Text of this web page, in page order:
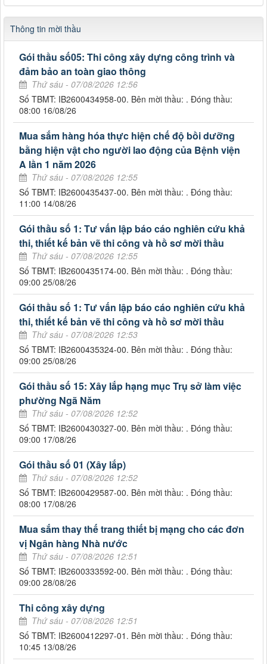
Thông tin mời thầu
Gói thầu số05: Thi công xây dựng công trình và
đảm bảo an toàn giao thông
Thứ sáu - 07/08/2026 12:56
Số TBMT: IB2600434958-00. Bên mời thầu: . Đóng thầu:
08:00 16/08/26
Mua sắm hàng hóa thực hiện chế độ bồi dưỡng
bằng hiện vật cho người lao động của Bệnh viện
A lần 1 năm 2026
Thứ sáu - 07/08/2026 12:55
Số TBMT: IB2600435437-00. Bên mời thầu: . Đóng thầu:
11:00 14/08/26
Gói thầu số 1: Tư vấn lập báo cáo nghiên cứu khả
thi, thiết kế bản vẽ thi công và hồ sơ mời thầu
Thứ sáu - 07/08/2026 12:55
Số TBMT: IB2600435174-00. Bên mời thầu: . Đóng thầu:
09:00 25/08/26
Gói thầu số 1: Tư vấn lập báo cáo nghiên cứu khả
thi, thiết kế bản vẽ thi công và hồ sơ mời thầu
Thứ sáu - 07/08/2026 12:53
Số TBMT: IB2600435324-00. Bên mời thầu: . Đóng thầu:
09:00 25/08/26
Gói thầu số 15: Xây lắp hạng mục Trụ sở làm việc
phường Ngã Năm
Thứ sáu - 07/08/2026 12:52
Số TBMT: IB2600430327-00. Bên mời thầu: . Đóng thầu:
09:00 17/08/26
Gói thầu số 01 (Xây lắp)
Thứ sáu - 07/08/2026 12:52
Số TBMT: IB2600429587-00. Bên mời thầu: . Đóng thầu:
08:00 17/08/26
Mua sắm thay thế trang thiết bị mạng cho các đơn
vị Ngân hàng Nhà nước
Thứ sáu - 07/08/2026 12:51
Số TBMT: IB2600333592-00. Bên mời thầu: . Đóng thầu:
09:00 28/08/26
Thi công xây dựng
Thứ sáu - 07/08/2026 12:51
Số TBMT: IB2600412297-01. Bên mời thầu: . Đóng thầu:
10:45 13/08/26